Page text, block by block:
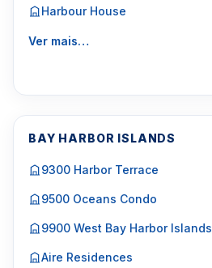
Harbour House
Ver mais…
BAY HARBOR ISLANDS
9300 Harbor Terrace
9500 Oceans Condo
9900 West Bay Harbor Islands
Aire Residences